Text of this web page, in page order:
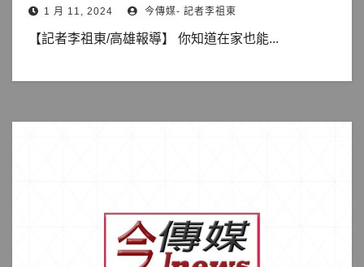
1 月 11, 2024 今傳媒- 記者李祖東
【記者李祖東/高雄報導】 你知道在家也能...